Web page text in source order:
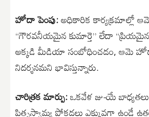
​హోదా పెంపు:అధికారిక కార్యక్రమాల్లో
“గౌరవనీయమైన కుమార్తె” లేదా “ప్రియమైన
అక్కడి మీడియా సంబోధించడం, ఆమె హోదా
నిదర్శనమని భావిస్తున్నారు.
చారిత్రక మార్పు:ఒకవేళ జు-యే
పితృస్వామ్య పోకడలు ఎక్కువగా ఉండే